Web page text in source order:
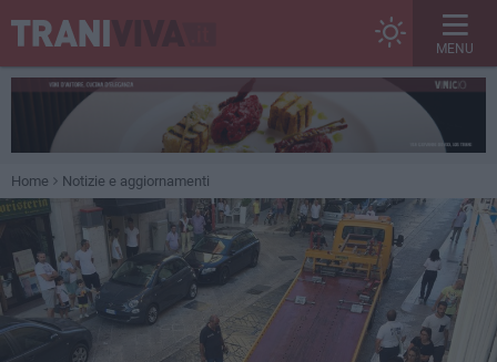
MENU
Home Notizie e aggiornamenti